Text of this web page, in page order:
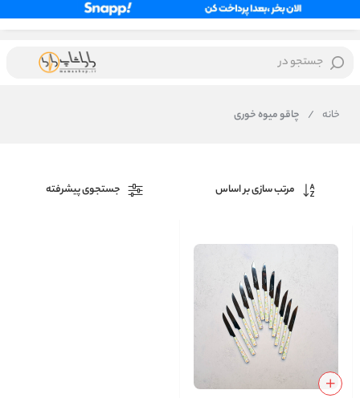
جستجو در
خانه / چاقو میوه خوری
مرتب سازی بر اساس جستجوی پیشرفته